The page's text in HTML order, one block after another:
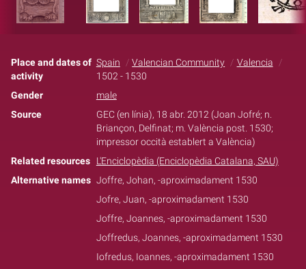
Place and dates of
activity
Spain Valencian Community
Valencia
1502 - 1530
Gender
male
Source
GEC (en línia), 18 abr. 2012 (Joan Jofré; n.
Briançon, Delfinat; m. València post. 1530;
impressor occità establert a València)
Related resources L'Enciclopèdia (Enciclopèdia Catalana, SAU)
Alternative names Joffre, Johan, -aproximadament 1530
Jofre, Juan, -aproximadament 1530
Joffre, Joannes, -aproximadament 1530
Joffredus, Joannes, -aproximadament 1530
Iofredus, Ioannes, -aproximadament 1530